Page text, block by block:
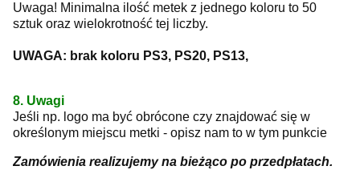
Uwaga! Minimalna ilość metek z jednego koloru to 50
sztuk oraz wielokrotność tej liczby.
UWAGA: brak koloru PS3, PS20, PS13,
8. Uwagi
Jeśli np. logo ma być obrócone czy znajdować się w
określonym miejscu metki - opisz nam to w tym punkcie
Zamówienia realizujemy na bieżąco po przedpłatach.